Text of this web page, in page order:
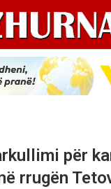
për
rrugën